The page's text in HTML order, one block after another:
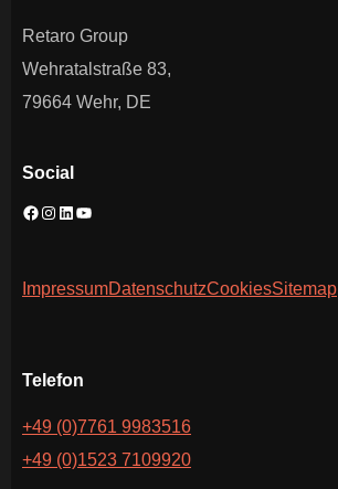
Retaro Group
Wehratalstraße 83,
79664 Wehr, DE
Social
ImpressumDatenschutzCookiesSitemap
Telefon
+49 (0)7761 9983516
+49 (0)1523 7109920